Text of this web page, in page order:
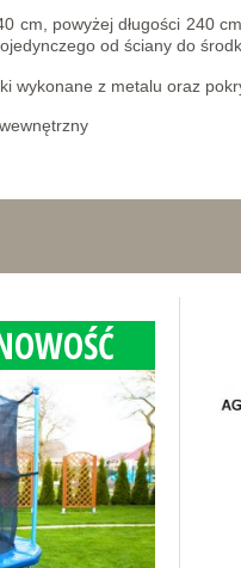
cm, powyżej długości 240
od ściany do
wykonane z metalu oraz